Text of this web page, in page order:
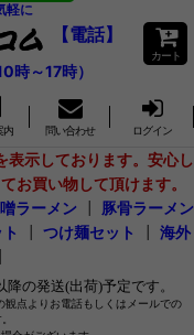
軽に
【電話】
時～17時）
カート
内 問い合わせ ログイン
表示しております。安心し
お買い物して頂けます。
ラーメン
豚骨ラーメン
つけ麺セット
海外